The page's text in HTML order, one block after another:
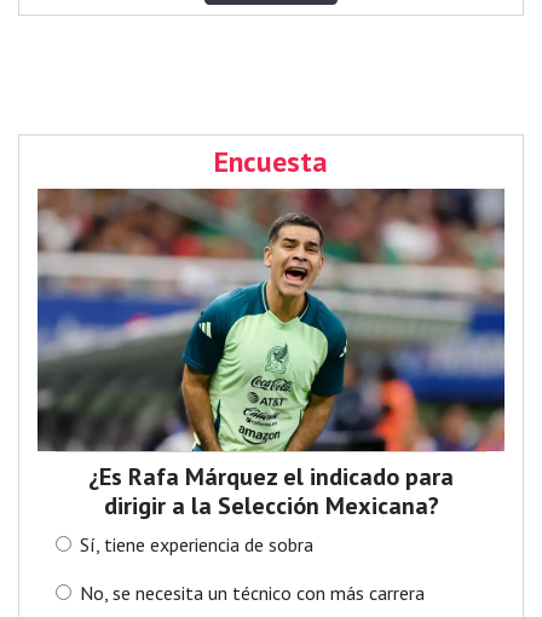
Encuesta
¿Es Rafa Márquez el indicado para
dirigir a la Selección Mexicana?
Sí, tiene experiencia de sobra
No, se necesita un técnico con más carrera